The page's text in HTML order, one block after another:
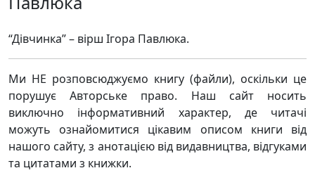
“Дівчинка” – вірш Ігора Павлюка.
Ми НЕ розповсюджуємо книгу (файли), оскільки це
порушує Авторське право. Наш сайт носить
виключно інформативний характер, де читачі
можуть ознайомитися цікавим описом книги від
нашого сайту, з анотацією від видавництва, відгуками
та цитатами з книжки.